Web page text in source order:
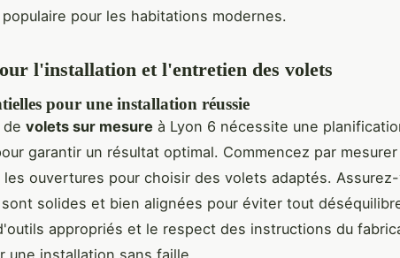
pour les habitations modernes.
l'installation et l'entretien des volets
pour une installation réussie
de volets sur mesure à Lyon 6 nécessite une
garantir un résultat optimal. Commencez par mesurer
ouvertures pour choisir des volets adaptés.
solides et bien alignées pour éviter tout
appropriés et le respect des instructions du
une installation sans faille.